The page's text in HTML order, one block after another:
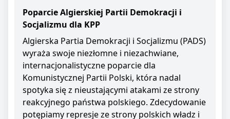
Poparcie Algierskiej Partii Demokracji i
Socjalizmu dla KPP
Algierska Partia Demokracji i Socjalizmu (PADS)
wyraża swoje niezłomne i niezachwiane,
internacjonalistyczne poparcie dla
Komunistycznej Partii Polski, która nadal
spotyka się z nieustającymi atakami ze strony
reakcyjnego państwa polskiego. Zdecydowanie
potępiamy represje ze strony polskich władz i